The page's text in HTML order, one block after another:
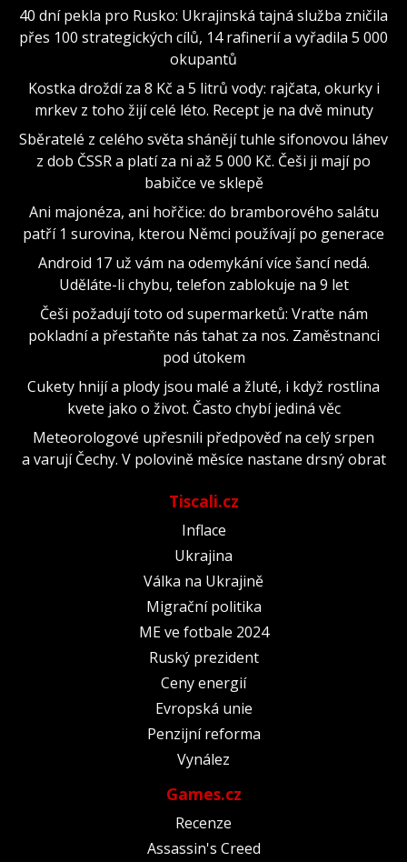
40 dní pekla pro Rusko: Ukrajinská tajná služba zničila
přes 100 strategických cílů, 14 rafinerií a vyřadila 5 000
okupantů
Kostka droždí za 8 Kč a 5 litrů vody: rajčata, okurky i
mrkev z toho žijí celé léto. Recept je na dvě minuty
Sběratelé z celého světa shánějí tuhle sifonovou láhev
z dob ČSSR a platí za ni až 5 000 Kč. Češi ji mají po
babičce ve sklepě
Ani majonéza, ani hořčice: do bramborového salátu
patří 1 surovina, kterou Němci používají po generace
Android 17 už vám na odemykání více šancí nedá.
Uděláte-li chybu, telefon zablokuje na 9 let
Češi požadují toto od supermarketů: Vraťte nám
pokladní a přestaňte nás tahat za nos. Zaměstnanci
pod útokem
Cukety hnijí a plody jsou malé a žluté, i když rostlina
kvete jako o život. Často chybí jediná věc
Meteorologové upřesnili předpověď na celý srpen
a varují Čechy. V polovině měsíce nastane drsný obrat
Tiscali.cz
Inflace
Ukrajina
Válka na Ukrajině
Migrační politika
ME ve fotbale 2024
Ruský prezident
Ceny energií
Evropská unie
Penzijní reforma
Vynález
Games.cz
Recenze
Assassin's Creed